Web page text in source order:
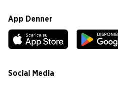
App Denner
Social Media